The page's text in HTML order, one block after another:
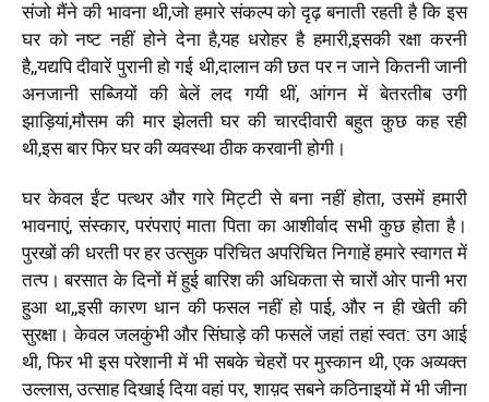
संजो मैंने की भावना थी,जो हमारे संकल्प को दृढ़ बनाती रहती है कि इस
घर को नष्ट नहीं होने देना है,यह धरोहर है हमारी,इसकी रक्षा करनी
है,,यद्यपि दीवारें पुरानी हो गई थी,दालान की छत पर न जाने कितनी जानी
अनजानी सब्जियों की बेलें लद गयी थीं, आंगन में बेतरतीब उगी
झाड़ियां,मौसम की मार झेलती घर की चारदीवारी बहुत कुछ कह रही
थी,इस बार फिर घर की व्यवस्था ठीक करवानी होगी।
घर केवल ईंट पत्थर और गारे मिट्टी से बना नहीं होता, उसमें हमारी
भावनाएं, संस्कार, परंपराएं माता पिता का आशीर्वाद सभी कुछ होता है।
पुरखों की धरती पर हर उत्सुक परिचित अपरिचित निगाहें हमारे स्वागत में
तत्प। बरसात के दिनों में हुई बारिश की अधिकता से चारों ओर पानी भरा
हुआ था,,इसी कारण धान की फसल नहीं हो पाई, और न ही खेती की
सुरक्षा। केवल जलकुंभी और सिंघाड़े की फसलें जहां तहां स्वत: उग आई
थी, फिर भी इस परेशानी में भी सबके चेहरों पर मुस्कान थी, एक अव्यक्त
उल्लास, उत्साह दिखाई दिया वहां पर, शाय़द सबने कठिनाइयों में भी जीना